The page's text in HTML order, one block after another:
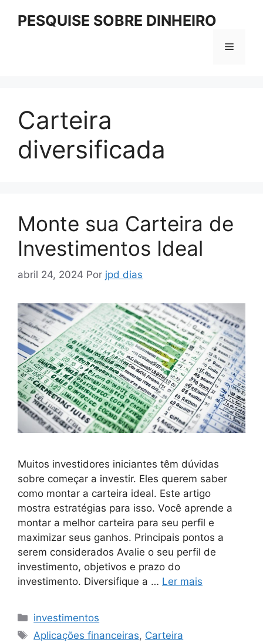
PESQUISE SOBRE DINHEIRO
Menu
Carteira
diversificada
Monte sua Carteira de
Investimentos Ideal
abril 24, 2024 Por jpd dias
Muitos investidores iniciantes têm dúvidas
sobre começar a investir. Eles querem saber
como montar a carteira ideal. Este artigo
mostra estratégias para isso. Você aprende a
montar a melhor carteira para seu perfil e
maximizar seus ganhos. Principais pontos a
serem considerados Avalie o seu perfil de
investimento, objetivos e prazo do
investimento. Diversifique a … Ler mais
Categorias
investimentos
Tags
Aplicações financeiras, Carteira